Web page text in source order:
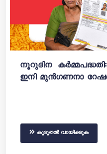
നൂറുദിന
ഇനി മുൻഗണനാ
കൂടുതൽ വായിക്കുക